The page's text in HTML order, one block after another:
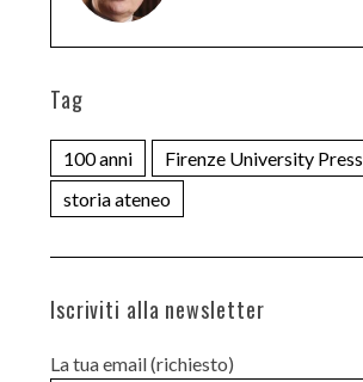
Tag
100 anni Firenze University Press
storia ateneo
Iscriviti alla newsletter
La tua email (richiesto)